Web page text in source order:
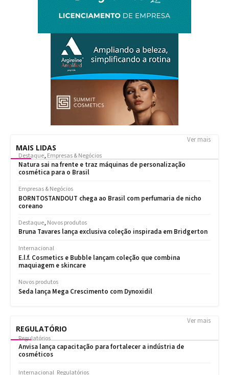
MAIS LIDAS
Ver mais
REGULATÓRIO
Ver mais
Regulatórios
Anvisa lança capacitação para fortalecer a indústria de
cosméticos
Internacional Regulatórios